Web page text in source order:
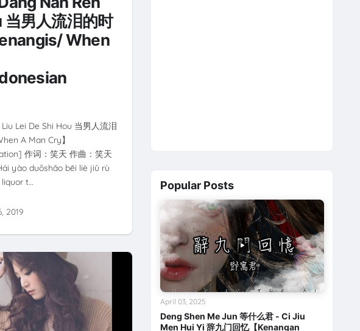
男人流泪的时
When
Lei De Shi Hou 当男人流泪
A Man Cry】
作词：笑天 作曲：笑天
yào duōshǎo bēi liè jiǔ rù
t…
2019
Popular Posts
Deng Shen Me Jun 等什么君 - Ci Jiu
Men Hui Yi 辞九门回忆【Kenangan
April 03, 2025